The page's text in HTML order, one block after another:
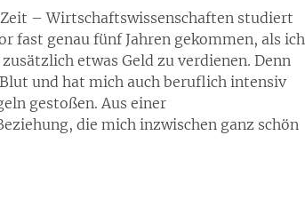
– Wirtschaftswissenschaften studiert
fast genau fünf Jahren gekommen, als ich
etwas Geld zu verdienen. Denn
und hat mich auch beruflich intensiv
gestoßen. Aus einer
die mich inzwischen ganz schön